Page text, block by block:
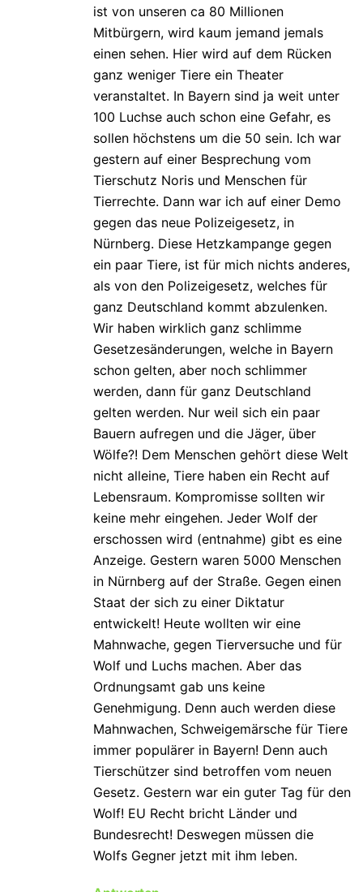
ist von unseren ca 80 Millionen
Mitbürgern, wird kaum jemand jemals
einen sehen. Hier wird auf dem Rücken
ganz weniger Tiere ein Theater
veranstaltet. In Bayern sind ja weit unter
100 Luchse auch schon eine Gefahr, es
sollen höchstens um die 50 sein. Ich war
gestern auf einer Besprechung vom
Tierschutz Noris und Menschen für
Tierrechte. Dann war ich auf einer Demo
gegen das neue Polizeigesetz, in
Nürnberg. Diese Hetzkampange gegen
ein paar Tiere, ist für mich nichts anderes,
als von den Polizeigesetz, welches für
ganz Deutschland kommt abzulenken.
Wir haben wirklich ganz schlimme
Gesetzesänderungen, welche in Bayern
schon gelten, aber noch schlimmer
werden, dann für ganz Deutschland
gelten werden. Nur weil sich ein paar
Bauern aufregen und die Jäger, über
Wölfe?! Dem Menschen gehört diese Welt
nicht alleine, Tiere haben ein Recht auf
Lebensraum. Kompromisse sollten wir
keine mehr eingehen. Jeder Wolf der
erschossen wird (entnahme) gibt es eine
Anzeige. Gestern waren 5000 Menschen
in Nürnberg auf der Straße. Gegen einen
Staat der sich zu einer Diktatur
entwickelt! Heute wollten wir eine
Mahnwache, gegen Tierversuche und für
Wolf und Luchs machen. Aber das
Ordnungsamt gab uns keine
Genehmigung. Denn auch werden diese
Mahnwachen, Schweigemärsche für Tiere
immer populärer in Bayern! Denn auch
Tierschützer sind betroffen vom neuen
Gesetz. Gestern war ein guter Tag für den
Wolf! EU Recht bricht Länder und
Bundesrecht! Deswegen müssen die
Wolfs Gegner jetzt mit ihm leben.